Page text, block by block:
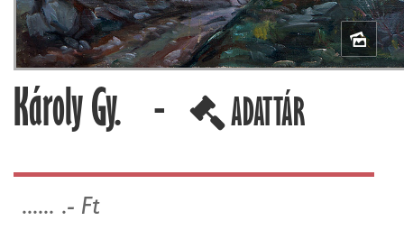
Károly Gy. - ADATTÁR
...... .- Ft